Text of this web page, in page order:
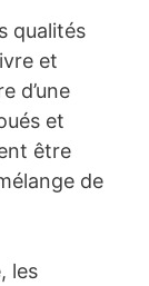
qualités
et
d’une
et
être
de
les